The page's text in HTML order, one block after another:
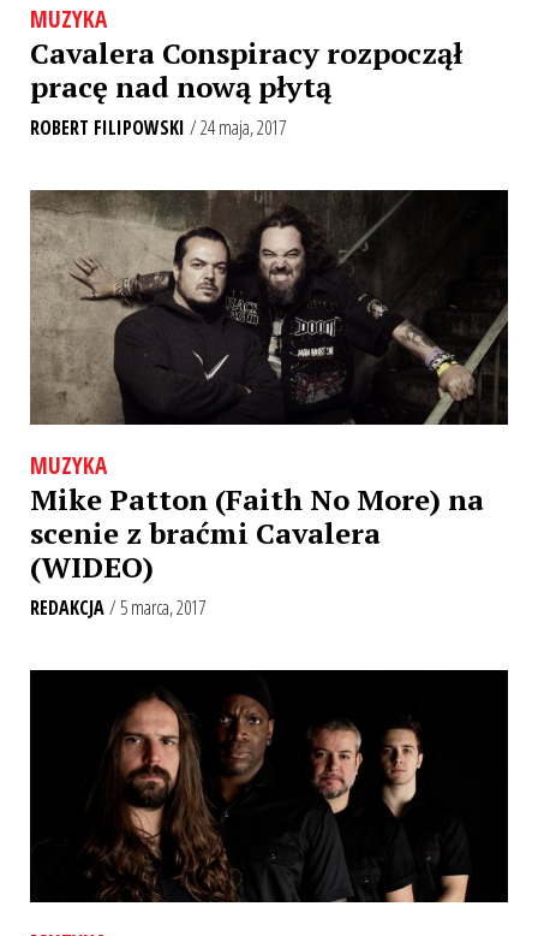
MUZYKA
Cavalera Conspiracy rozpoczął
pracę nad nową płytą
ROBERT FILIPOWSKI / 24 maja, 2017
MUZYKA
Mike Patton (Faith No More) na
scenie z braćmi Cavalera
(WIDEO)
REDAKCJA/ 5 marca, 2017